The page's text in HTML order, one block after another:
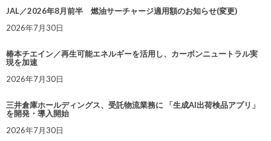
JAL／2026年8月前半 燃油サーチャージ適用額のお知らせ(変更)
2026年7月30日
椿本チエイン／再生可能エネルギーを活用し、カーボンニュートラル実
現を加速
2026年7月30日
三井倉庫ホールディングス、受託物流業務に 「生成AI出荷検品アプリ」
を開発・導入開始
2026年7月30日